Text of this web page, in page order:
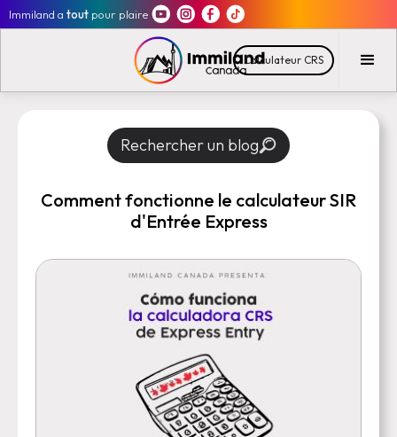
Immiland a tout pour plaire
Calculateur CRS
Rechercher un blog
Comment fonctionne le calculateur SIR
d'Entrée Express